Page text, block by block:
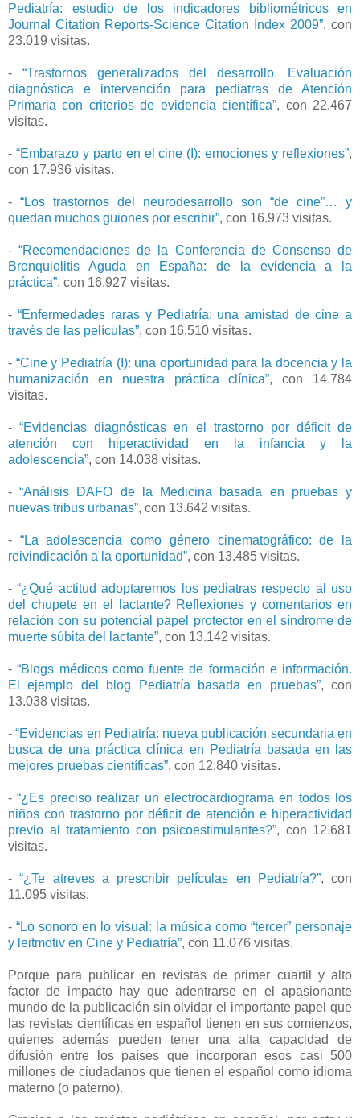
Pediatría: estudio de los indicadores bibliométricos en
Journal Citation Reports-Science Citation Index 2009”, con
23.019 visitas.
- “Trastornos generalizados del desarrollo. Evaluación
diagnóstica e intervención para pediatras de Atención
Primaria con criterios de evidencia científica”, con 22.467
visitas.
- “Embarazo y parto en el cine (I): emociones y reflexiones”,
con 17.936 visitas.
- “Los trastornos del neurodesarrollo son “de cine”… y
quedan muchos guiones por escribir”, con 16.973 visitas.
-“Recomendaciones de la Conferencia de Consenso de
Bronquiolitis Aguda en España: de la evidencia a la
práctica”, con 16.927 visitas.
- “Enfermedades raras y Pediatría: una amistad de cine a
través de las películas”, con 16.510 visitas.
- “Cine y Pediatría (I): una oportunidad para la docencia y la
humanización en nuestra práctica clínica”, con 14.784
visitas.
-“Evidencias diagnósticas en el trastorno por déficit de
atención con hiperactividad en la infancia y la
adolescencia”, con 14.038 visitas.
-“Análisis DAFO de la Medicina basada en pruebas y
nuevas tribus urbanas”, con 13.642 visitas.
- “La adolescencia como género cinematográfico: de la
reivindicación a la oportunidad”, con 13.485 visitas.
-“¿Qué actitud adoptaremos los pediatras respecto al uso
del chupete en el lactante? Reflexiones y comentarios en
relación con su potencial papel protector en el síndrome de
muerte súbita del lactante”, con 13.142 visitas.
-“Blogs médicos como fuente de formación e información.
El ejemplo del blog Pediatría basada en pruebas”, con
13.038 visitas.
-“Evidencias en Pediatría: nueva publicación secundaria en
busca de una práctica clínica en Pediatría basada en las
mejores pruebas científicas”, con 12.840 visitas.
-“¿Es preciso realizar un electrocardiograma en todos los
niños con trastorno por déficit de atención e hiperactividad
previo al tratamiento con psicoestimulantes?”, con 12.681
visitas.
-“¿Te atreves a prescribir películas en Pediatría?”, con
11.095 visitas.
- “Lo sonoro en lo visual: la música como “tercer” personaje
y leitmotiv en Cine y Pediatría”, con 11.076 visitas.
Porque para publicar en revistas de primer cuartil y alto
factor de impacto hay que adentrarse en el apasionante
mundo de la publicación sin olvidar el importante papel que
las revistas científicas en español tienen en sus comienzos,
quienes además pueden tener una alta capacidad de
difusión entre los países que incorporan esos casi 500
millones de ciudadanos que tienen el español como idioma
materno (o paterno).